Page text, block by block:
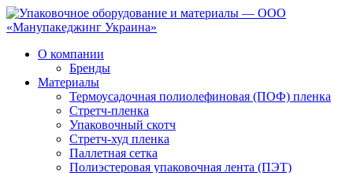
О компании
Бренды
Материалы
Термоусадочная полиолефиновая (ПОФ) пленка
Стретч-пленка
Упаковочный скотч
Стретч-худ пленка
Паллетная сетка
Полиэстеровая упаковочная лента (ПЭТ)